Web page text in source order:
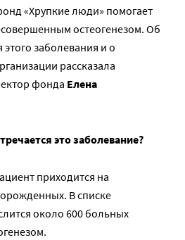
«Хрупкие люди» помогает
остеогенезом. Об
заболевания и о
рассказала
фонда Елена
это заболевание?
приходится на
В списке
около 600 больных